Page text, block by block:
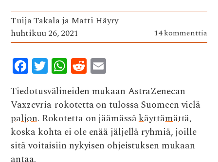
Tuija Takala ja Matti Häyry
huhtikuu 26, 2021
14 kommenttia
F
ac
e
b
o
o
T
w
it
te
r
W
h
at
s
A
p
R
e
d
di
t
m
ai
l
Tiedotusvälineiden mukaan AstraZenecan
Vaxzevria-rokotetta on tulossa Suomeen vielä
paljon. Rokotetta on jäämässäkäyttämättä,
koska kohta ei ole enää jäljellä ryhmiä, joille
sitä voitaisiin nykyisen ohjeistuksen mukaan